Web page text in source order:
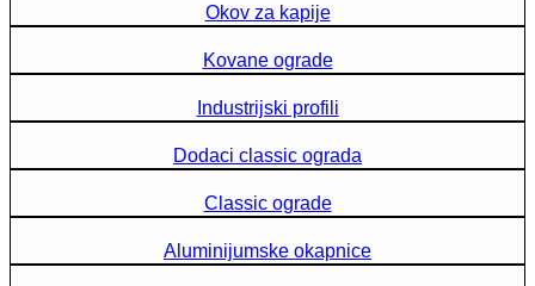
Okov za kapije
Kovane ograde
Industrijski profili
Dodaci classic ograda
Classic ograde
Aluminijumske okapnice